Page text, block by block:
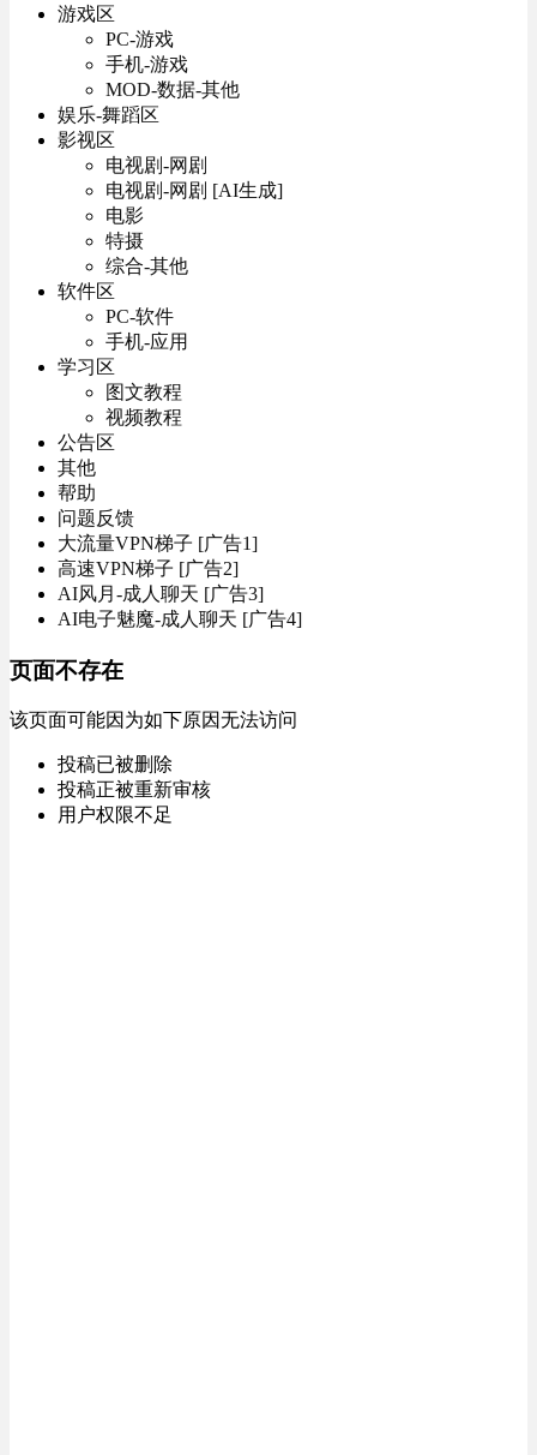
游戏区
PC-游戏
手机-游戏
MOD-数据-其他
娱乐-舞蹈区
影视区
电视剧-网剧
电视剧-网剧 [AI生成]
电影
特摄
综合-其他
软件区
PC-软件
手机-应用
学习区
图文教程
视频教程
公告区
其他
帮助
问题反馈
大流量VPN梯子 [广告1]
高速VPN梯子 [广告2]
AI风月-成人聊天 [广告3]
AI电子魅魔-成人聊天 [广告4]
页面不存在
该页面可能因为如下原因无法访问
投稿已被删除
投稿正被重新审核
用户权限不足